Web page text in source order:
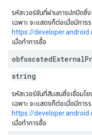
รหัสเวอร์ชันที่ผ่านการปกปิดซึ่
เฉพาะ จะแสดงก็ต่อเมื่อมีการร
https://
เมื่อทำการซื้อ
obfuscatedExternal
string
รหัสเวอร์ชันที่สับสนซึ่งเชื่อมโ
เฉพาะ จะแสดงก็ต่อเมื่อมีการร
https://
เมื่อทำการซื้อ